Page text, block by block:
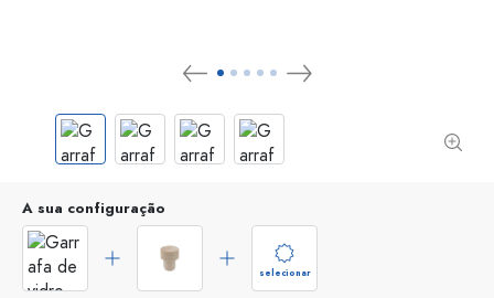
A sua configuração
selecionar